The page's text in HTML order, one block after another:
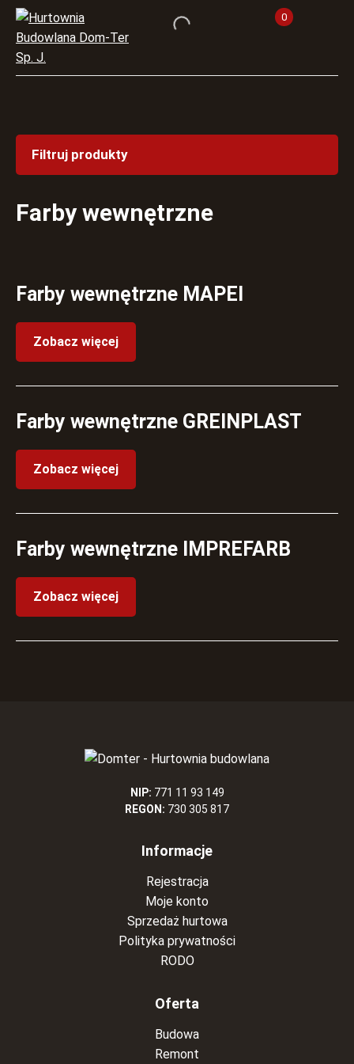
0
Filtruj produkty
Farby wewnętrzne
Farby wewnętrzne MAPEI
Zobacz więcej
Farby wewnętrzne GREINPLAST
Zobacz więcej
Farby wewnętrzne IMPREFARB
Zobacz więcej
NIP: 771 11 93 149
REGON: 730 305 817
Informacje
Rejestracja
Moje konto
Sprzedaż hurtowa
Polityka prywatności
RODO
Oferta
Budowa
Remont